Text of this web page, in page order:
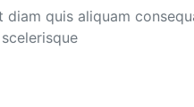
quis aliquam